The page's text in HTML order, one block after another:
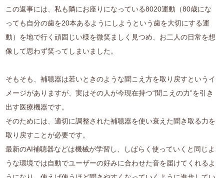
この返事には、私も隣にお座りになっている8020運動（80歳にな
っても自分の歯を20本あるようにしようという歯を大切にする運
動）を地で行く頑固じい様を微笑ましく見つめ、お二人の日常を想
像して思わず笑ってしまいました。
そもそも、補聴器は若いときのような聞こえ方を取り戻すというイ
メージがありますが、実はその人が今現在持つ“聞こえの力”を引き
出す医療機器です。
そのためには、適切に調整された補聴器を使い衰えた聞き取る力を
取り戻すことが必要です。
最新のAI補聴器などは機械が学習し、しばらく使っていくと同じよ
うな環境では自動でユーザーの好みに合わせた音を届けてくれるよ